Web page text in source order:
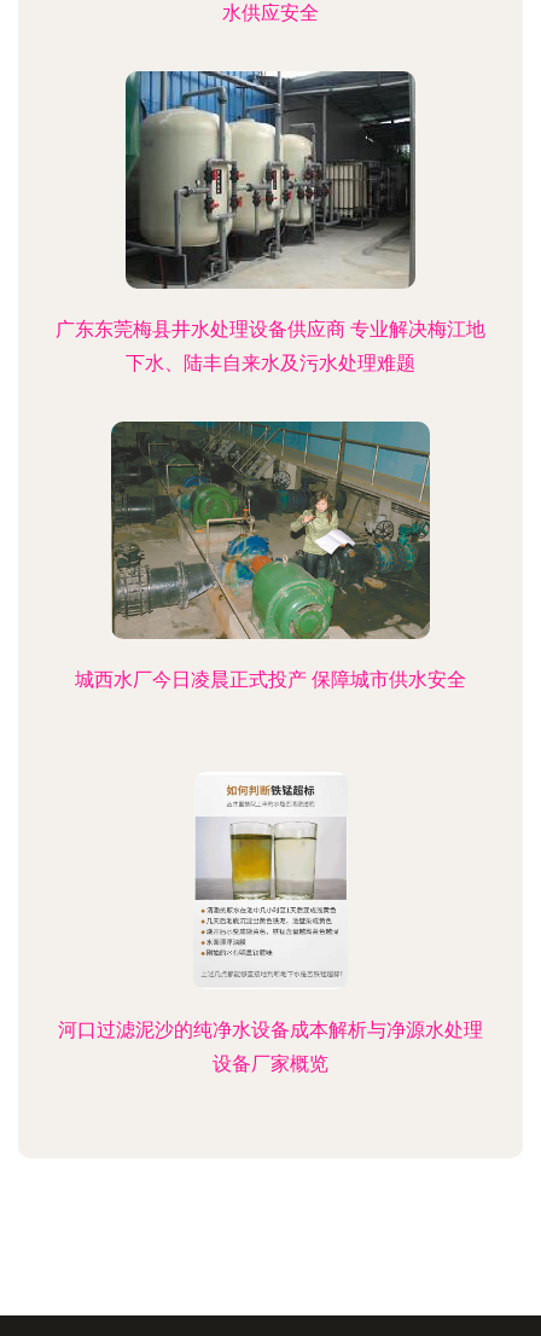
水供应安全
广东东莞梅县井水处理设备供应商 专业解决梅江地
下水、陆丰自来水及污水处理难题
城西水厂今日凌晨正式投产 保障城市供水安全
河口过滤泥沙的纯净水设备成本解析与净源水处理
设备厂家概览